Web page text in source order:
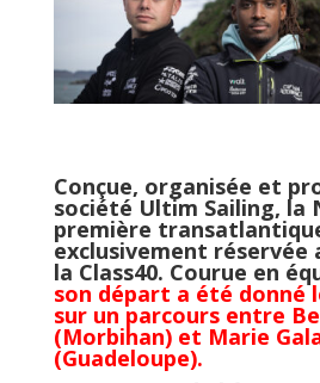
Conçue, organisée et
société Ultim Sailing, la
première
exclusivement réservée
la Class40. Courue en
son départ a été donné
sur un parcours entre
(Morbihan) et Marie
(Guadeloupe).